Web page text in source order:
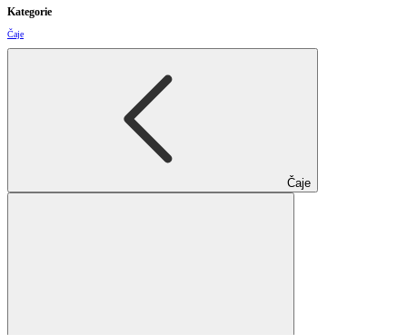
Kategorie
Čaje
Čaje